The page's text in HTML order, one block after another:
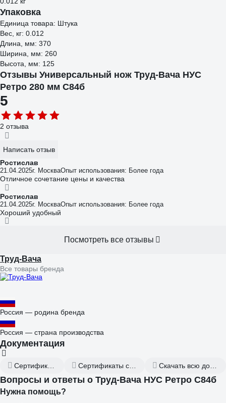
Упаковка
Единица товара: Штука
Вес, кг: 0.012
Длина, мм: 370
Ширина, мм: 260
Высота, мм: 125
Отзывы Универсальный нож Труд-Вача НУС
Ретро 280 мм С84б
5
2 отзыва
Написать отзыв
Ростислав
21.04.2025г. МоскваОпыт использования: Более года
Отличное сочетание цены и качества
Ростислав
21.04.2025г. МоскваОпыт использования: Более года
Хороший удобный
Посмотреть все отзывы
Труд-Вача
Все товары бренда
Россия — родина бренда
Россия — страна производства
Документация
Сертификаты соответствия
Вопросы и ответы о Труд-Вача НУС Ретро С84б
Нужна помощь?